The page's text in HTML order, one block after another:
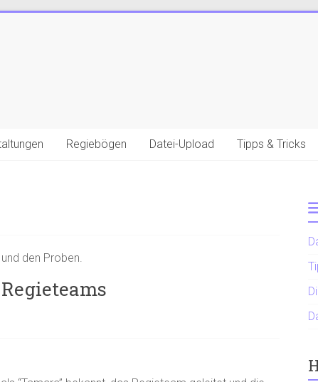
Regiebögen Datei-Upload Tipps & Tricks
den Proben.